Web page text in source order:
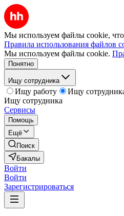
Мы используем файлы cookie,
Правила использования файлов
Мы используем файлы cookie.
Понятно
Ищу сотрудника
Ищу работу
Ищу
Ищу сотрудника
Сервисы
Помощь
Ещё
Поиск
Бакалы
Войти
Войти
Зарегистрироваться